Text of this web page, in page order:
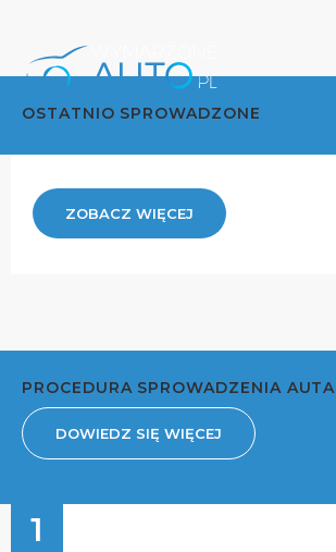
OSTATNIO SPROWADZONE
ZOBACZ WIĘCEJ
PROCEDURA SPROWADZENIA AUTA
DOWIEDZ SIĘ WIĘCEJ
1